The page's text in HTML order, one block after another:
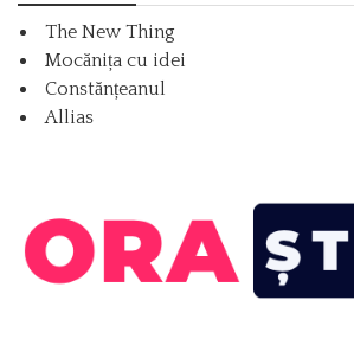
The New Thing
Mocănița cu idei
Constănțeanul
Allias